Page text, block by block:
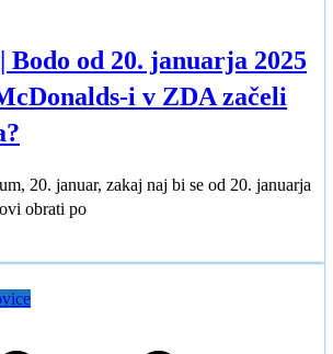
od 20. januarja 2025
i v ZDA začeli
20. januar, zakaj naj bi se od 20. januarja
obrati po